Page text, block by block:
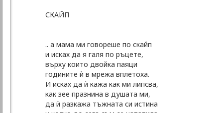
СКАЙП
‎.. а мама ми говореше по скайп
и исках да я галя по ръцете,
върху които двойка паяци
годините ѝ в мрежа вплетоха.
И исках да ѝ кажа как ми липсва,
как зее празнина в душата ми,
да ѝ разкажа тъжната си истина